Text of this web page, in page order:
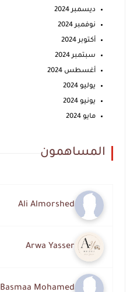
ديسمبر 2024
نوفمبر 2024
أكتوبر 2024
سبتمبر 2024
أغسطس 2024
يوليو 2024
يونيو 2024
مايو 2024
المساهمون
Ali Almorshed
Arwa Yasser
Basmaa Mohamed